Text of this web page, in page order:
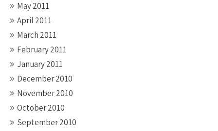
May 2011
April 2011
March 2011
February 2011
January 2011
December 2010
November 2010
October 2010
September 2010